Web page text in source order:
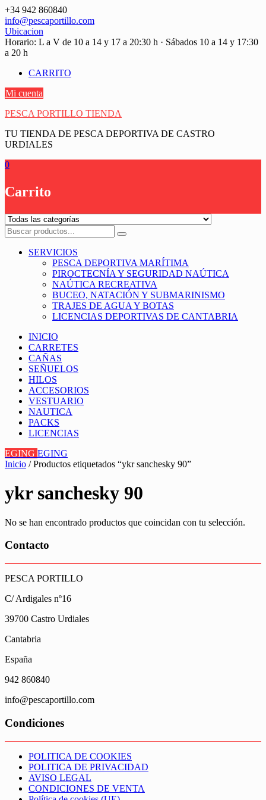
Saltar
contenido
+34 942 860840
info@pescaportillo.com
Ubicacion
Horario: L a V de 10 a 14 y 17 a 20:30 h · Sábados 10 a 14 y 17:30
a 20 h
CARRITO
Mi cuenta
PESCA PORTILLO TIENDA
TU TIENDA DE PESCA DEPORTIVA DE CASTRO
URDIALES
0
Carrito
SERVICIOS
PESCA DEPORTIVA MARÍTIMA
PIROCTECNÍA Y SEGURIDAD NAÚTICA
NAÚTICA RECREATIVA
BUCEO, NATACIÓN Y SUBMARINISMO
TRAJES DE AGUA Y BOTAS
LICENCIAS DEPORTIVAS DE CANTABRIA
INICIO
CARRETES
CAÑAS
SEÑUELOS
HILOS
ACCESORIOS
VESTUARIO
NAUTICA
PACKS
LICENCIAS
EGING EGING
Inicio / Productos etiquetados “ykr sanchesky 90”
ykr sanchesky 90
No se han encontrado productos que coincidan con tu selección.
Contacto
PESCA PORTILLO
C/ Ardigales nº16
39700 Castro Urdiales
Cantabria
España
942 860840
info@pescaportillo.com
Condiciones
POLITICA DE COOKIES
POLITICA DE PRIVACIDAD
AVISO LEGAL
CONDICIONES DE VENTA